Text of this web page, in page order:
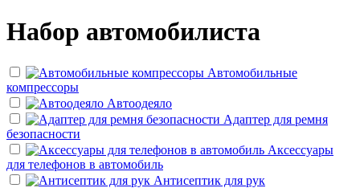
Набор автомобилиста
Автомобильные
компрессоры
Автоодеяло
Адаптер для ремня
безопасности
Аксессуары
для телефонов в автомобиль
Антисептик для рук